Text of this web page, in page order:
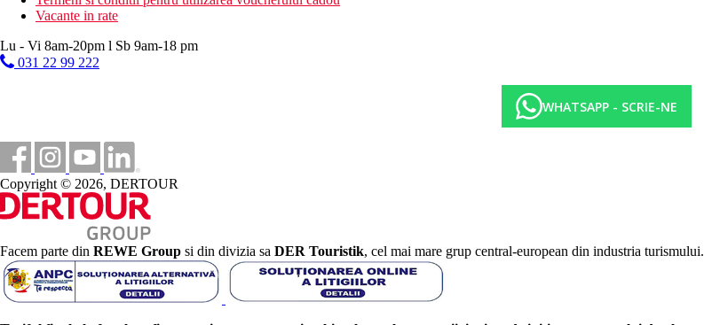
tenis de masa
fotbal
teren de tenis (iluminat contra cost)
fitness
3 bai cu hidromasaj
masaje
centru de scufundari
sporturi acvatice pe plaja
All Inclusive
Mic dejun, pranz si cina tip bufet
In timpul zilei, o gustare usoara, cafea, ceai, produse de patiserie dulci
Bauturi alcoolice si nealcoolice selectate de productie locala (10.00 a.m.-11.00 p.m.)
Vacante in rate
Lu - Vi 8am-20pm l Sb 9am-18 pm
031 22 99 222
WHATSAPP - SCRIE-NE
Copyright © 2026, DERTOUR
Facem parte din REWE Group si din divizia sa DER Touristik, cel mai mare grup central-european din industria turismului.